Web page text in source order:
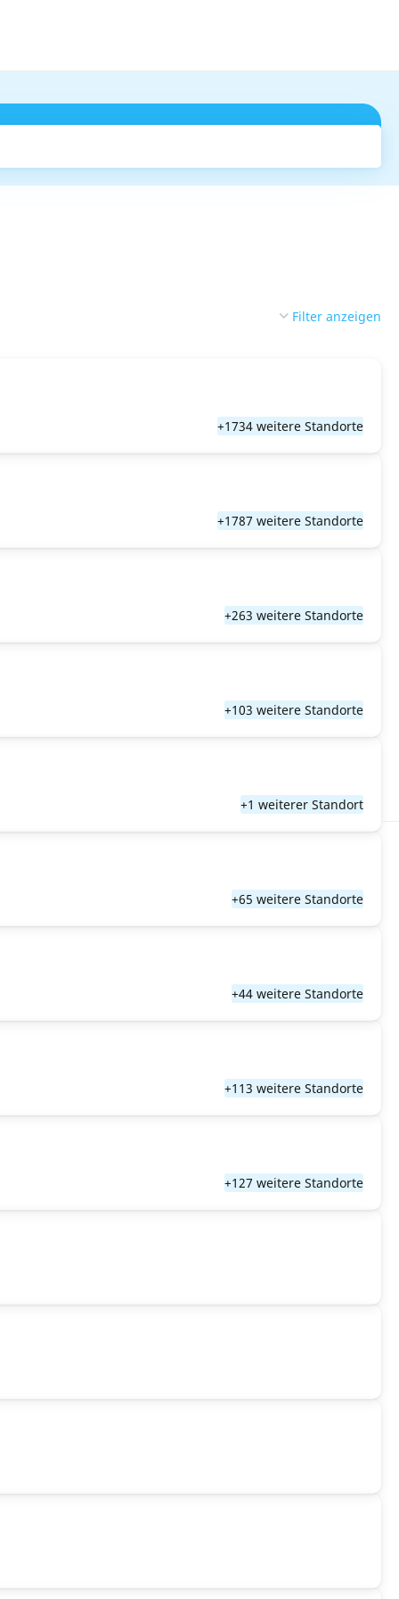
Filter anzeigen
+1734 weitere Standorte
+1787 weitere Standorte
+263 weitere Standorte
+103 weitere Standorte
+1 weiterer Standort
+65 weitere Standorte
+44 weitere Standorte
+113 weitere Standorte
+127 weitere Standorte